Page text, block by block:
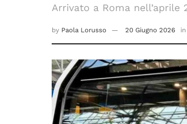
Arrivato a Roma nell’aprile
by Paola Lorusso 20 Giugno 2026 in